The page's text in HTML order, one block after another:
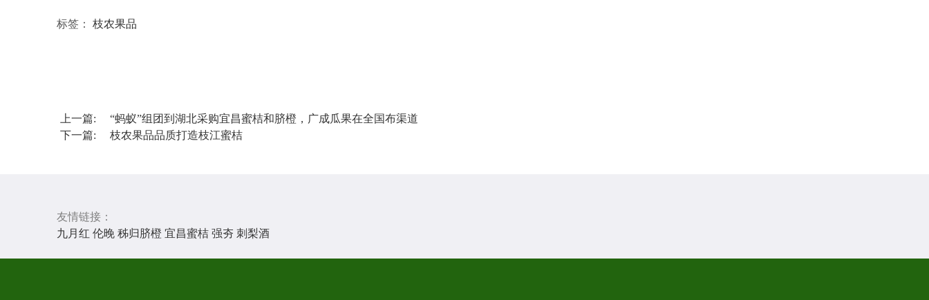
标签： 枝农果品
上一篇:
“蚂蚁”组团到湖北采购宜昌蜜桔和脐橙，广成瓜果在全国布渠道
下一篇:
枝农果品品质打造枝江蜜桔
友情链接：
九月红 伦晚 秭归脐橙 宜昌蜜桔 强夯 刺梨酒